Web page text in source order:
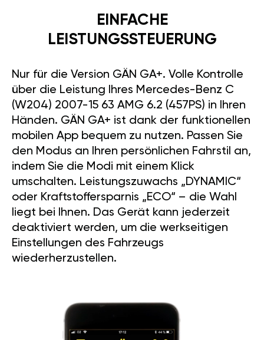
EINFACHE
LEISTUNGSSTEUERUNG
Nur für die Version GÄN GA+. Volle Kontrolle
über die Leistung Ihres Mercedes-Benz C
(W204) 2007-15 63 AMG 6.2 (457PS) in Ihren
Händen. GÄN GA+ ist dank der funktionellen
mobilen App bequem zu nutzen. Passen Sie
den Modus an Ihren persönlichen Fahrstil an,
indem Sie die Modi mit einem Klick
umschalten. Leistungszuwachs „DYNAMIC“
oder Kraftstoffersparnis „ECO“ – die Wahl
liegt bei Ihnen. Das Gerät kann jederzeit
deaktiviert werden, um die werkseitigen
Einstellungen des Fahrzeugs
wiederherzustellen.